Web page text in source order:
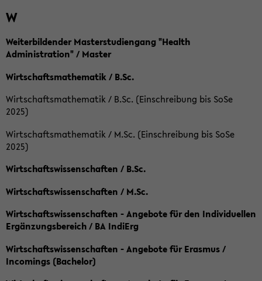
W
Weiterbildender Masterstudiengang "Health
Administration" / Master
Wirtschaftsmathematik / B.Sc.
Wirtschaftsmathematik / B.Sc. (Einschreibung bis SoSe
2025)
Wirtschaftsmathematik / M.Sc. (Einschreibung bis SoSe
2025)
Wirtschaftswissenschaften / B.Sc.
Wirtschaftswissenschaften / M.Sc.
Wirtschaftswissenschaften - Angebote für den Individuellen
Ergänzungsbereich / BA IndiErg
Wirtschaftswissenschaften - Angebote für Erasmus /
Incomings (Bachelor)